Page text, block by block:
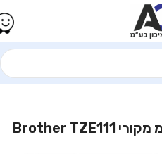
קלטת שחור על שקוף 6 מ"מ מקורי Brother TZE111